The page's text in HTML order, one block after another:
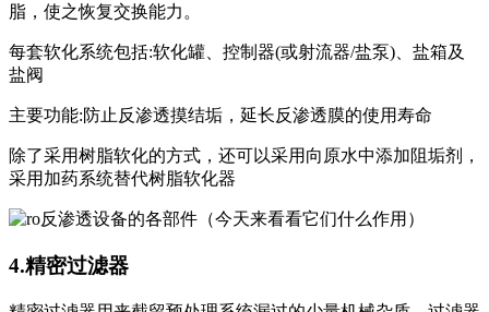
脂，使之恢复交换能力。
每套软化系统包括:软化罐、控制器(或射流器/盐泵)、盐箱及
盐阀
主要功能:防止反渗透摸结垢，延长反渗透膜的使用寿命
除了采用树脂软化的方式，还可以采用向原水中添加阻垢剂，
采用加药系统替代树脂软化器
4.精密过滤器